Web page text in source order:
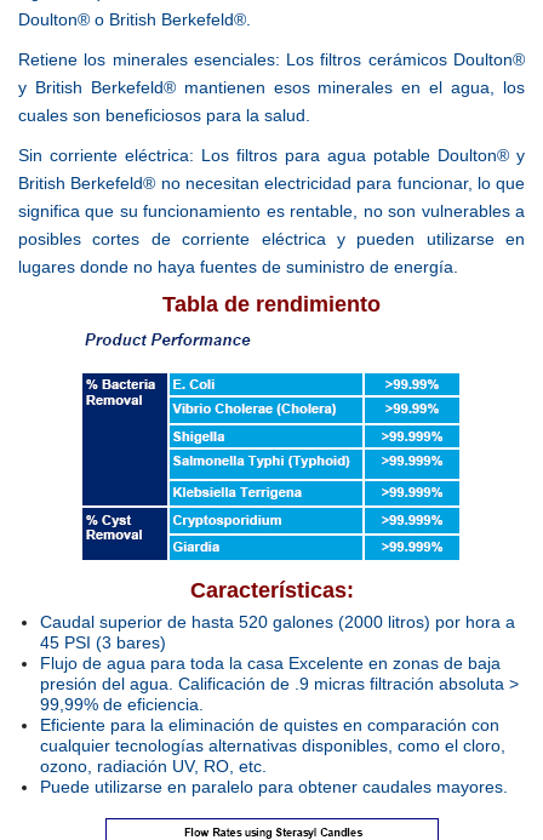
Doulton® o British Berkefeld®.
Retiene los minerales esenciales: Los filtros cerámicos Doulton®
y British Berkefeld® mantienen esos minerales en el agua, los
cuales son beneficiosos para la salud.
Sin corriente eléctrica: Los filtros para agua potable Doulton® y
British Berkefeld® no necesitan electricidad para funcionar, lo que
significa que su funcionamiento es rentable, no son vulnerables a
posibles cortes de corriente eléctrica y pueden utilizarse en
lugares donde no haya fuentes de suministro de energía.
Tabla de rendimiento
Características:
Caudal superior de hasta 520 galones (2000 litros) por hora a
45 PSI (3 bares)
Flujo de agua para toda la casa Excelente en zonas de baja
presión del agua. Calificación de .9 micras filtración absoluta >
99,99% de eficiencia.
Eficiente para la eliminación de quistes en comparación con
cualquier tecnologías alternativas disponibles, como el cloro,
ozono, radiación UV, RO, etc.
Puede utilizarse en paralelo para obtener caudales mayores.